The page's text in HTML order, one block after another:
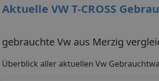
Aktuelle VW T-CROSS
gebrauchte Vw aus Merzig
Überblick aller aktuellen Vw